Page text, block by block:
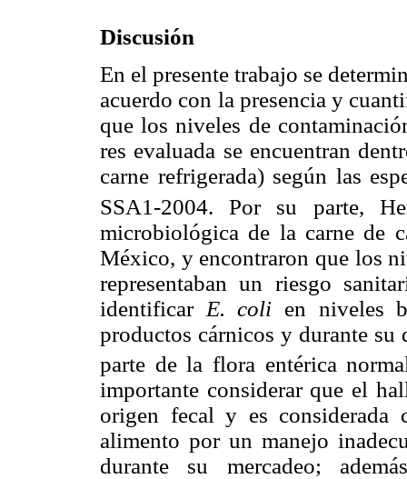
Discusión
En el presente trabajo se
acuerdo con la presencia y
que los niveles de
res evaluada se encuentran
carne refrigerada) según las
SSA1-2004. Por su parte,
microbiológica de la carne de
México, y encontraron que los
representaban un riesgo
identificar E. coli en niveles
productos cárnicos y durante su
parte de la flora entérica
importante considerar que el
origen fecal y es
alimento por un manejo
durante su mercadeo;